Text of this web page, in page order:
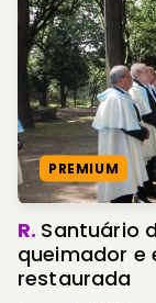
PREMIUM
R. Santuário
queimador e
restaurada